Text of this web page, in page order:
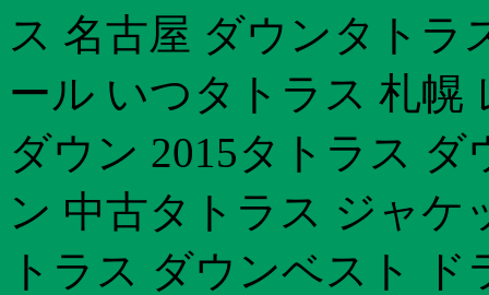
ス 名古屋 ダウンタトラ
ール いつタトラス 札幌
ダウン 2015タトラス
ン 中古タトラス ジャケ
トラス ダウンベスト